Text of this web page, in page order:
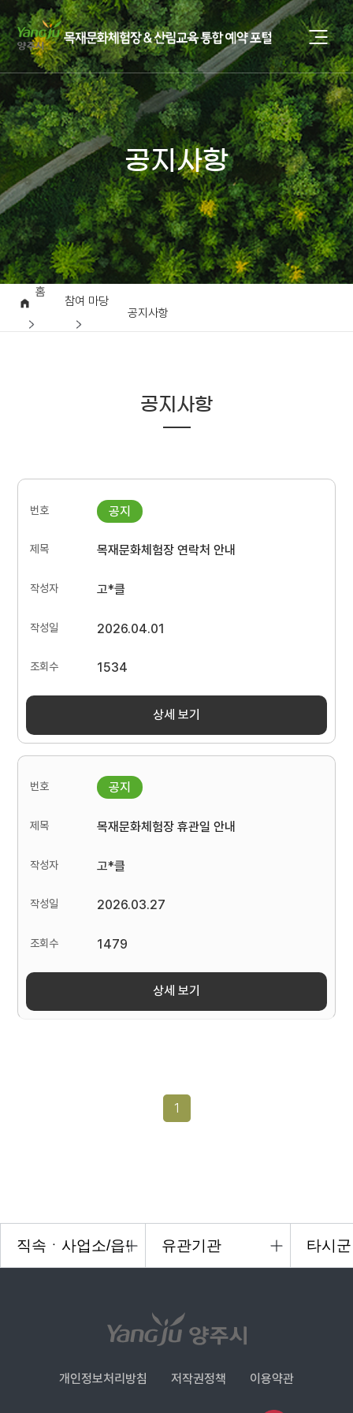
공지사항
홈
참여 마당
공지사항
공지사항
목재문화체험장 연락처 안내
고*클
2026.04.01
1534
상세 보기
목재문화체험장 휴관일 안내
고*클
2026.03.27
1479
상세 보기
1
개인정보처리방침 저작권정책 이용약관